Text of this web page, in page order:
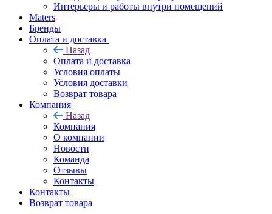
Интерьеры и работы внутри помещений
Maters
Бренды
Оплата и доставка
Назад
Оплата и доставка
Условия оплаты
Условия доставки
Возврат товара
Компания
Назад
Компания
О компании
Новости
Команда
Отзывы
Контакты
Контакты
Возврат товара